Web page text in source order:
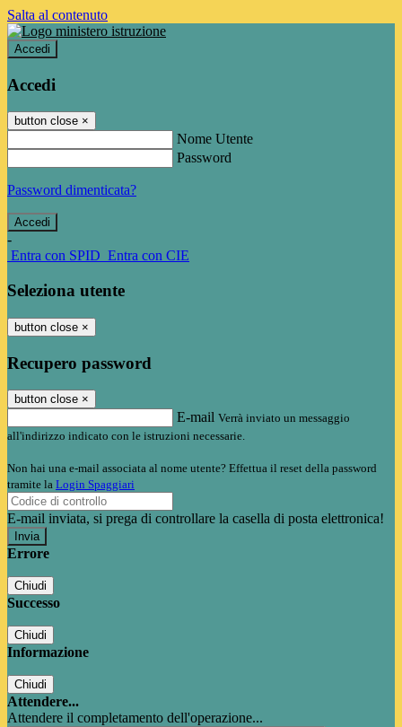
Salta al contenuto
Accedi
Accedi
button close ×
Nome Utente
Password
Password dimenticata?
-
Entra con SPID Entra con CIE
Seleziona utente
button close ×
Recupero password
button close ×
E-mail Verrà inviato un messaggio
all'indirizzo indicato con le istruzioni necessarie.
Non hai una e-mail associata al nome utente? Effettua il reset della password
tramite la Login Spaggiari
E-mail inviata, si prega di controllare la casella di posta elettronica!
Errore
Chiudi
Successo
Chiudi
Informazione
Chiudi
Attendere...
Attendere il completamento dell'operazione...